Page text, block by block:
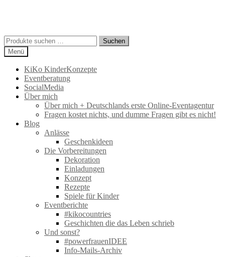
Suchen
nach:
Suchen
Menü
KiKo KinderKonzepte
Eventberatung
SocialMedia
Über mich
Über mich + Deutschlands erste Online-Eventagentur
Fragen kostet nichts, und dumme Fragen gibt es nicht!
Blog
Anlässe
Geschenkideen
Die Vorbereitungen
Dekoration
Einladungen
Konzept
Rezepte
Spiele für Kinder
Eventberichte
#kikocountries
Geschichten die das Leben schrieb
Und sonst?
#powerfrauenIDEE
Info-Mails-Archiv